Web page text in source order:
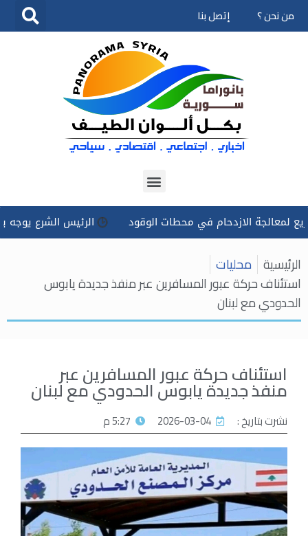
تخطى
من نحن ؟ إتصل بنا
الازدحام في محطات الوقود الرئيس الشرع يوجه بتسخير
الرئيسية محليات
استئناف حركة عبور المسافرين عبر منفذ جديدة يابوس
الحدودي مع لبنان
استئناف حركة عبور المسافرين عبر
منفذ جديدة يابوس الحدودي مع لبنان
نشرت بتاريخ : 2026-03-04 5:27 م